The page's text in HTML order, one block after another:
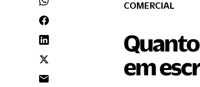
COMERCIAL
em